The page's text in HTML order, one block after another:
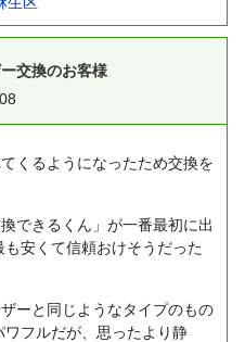
交換のお客様
くるようになったため交換を
できるくん」が一番最初に出
安くて信頼おけそうだった
ーと同じようなタイプのもの
フルだが、思ったより静